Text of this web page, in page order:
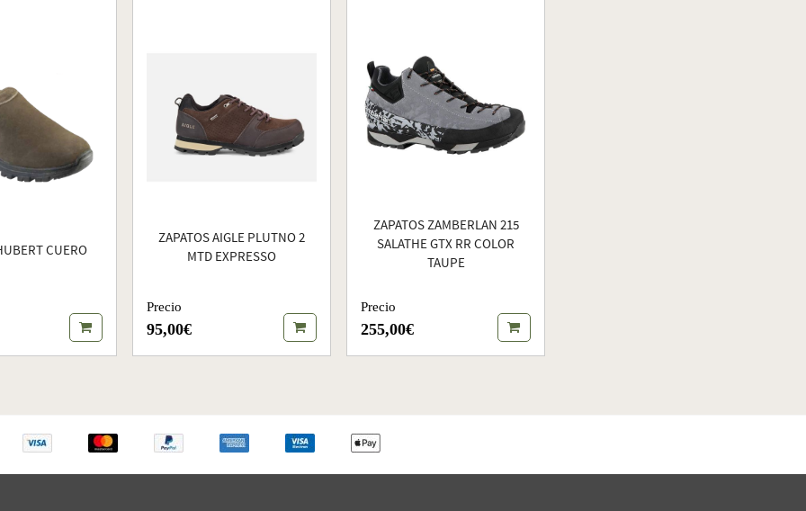
CUERO
ZAPATOS AIGLE PLUTNO 2
MTD EXPRESSO
Precio
95,00€
ZAPATOS ZAMBERLAN 215
SALATHE GTX RR COLOR
TAUPE
Precio
255,00€